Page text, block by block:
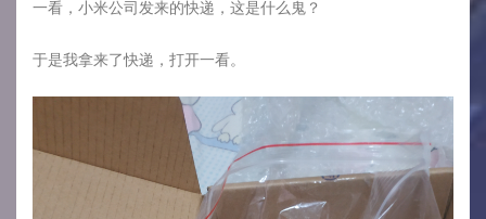
一看，小米公司发来的快递，这是什么鬼？
于是我拿来了快递，打开一看。